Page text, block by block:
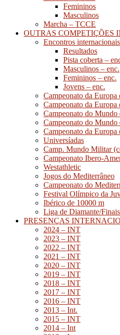
Femininos
Masculinos
Marcha – TCCE
OUTRAS COMPETIÇÕES
Encontros internacionais
Resultados
Pista coberta –
Masculinos – enc.
Femininos – enc.
Jovens – enc.
Campeonato da Europa
Campeonato da Europa
Campeonato do Mundo
Campeonato do Mundo
Campeonato da Europa
Universíadas
Camp. Mundo Militar
Campeonato Ibero-
Westathletic
Jogos do Mediterrâneo
Campeonato do
Festival Olímpico da
Ibérico de 10000 m
Liga de Diamante/
PRESENÇAS
2024 – INT
2023 – INT
2022 – INT
2021 – INT
2020 – INT
2019 – INT
2018 – INT
2017 – INT
2016 – INT
2013 – Int.
2015 – INT
2014 – Int